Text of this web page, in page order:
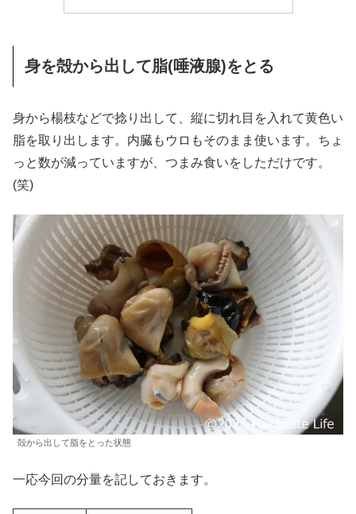
身を殻から出して脂(唾液腺)をとる
身から楊枝などで捻り出して、縦に切れ目を入れて黄色い
脂を取り出します。内臓もウロもそのまま使います。ちょ
っと数が減っていますが、つまみ食いをしただけです。
(笑)
殻から出して脂をとった状態
一応今回の分量を記しておきます。